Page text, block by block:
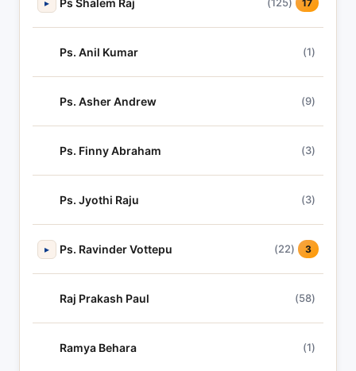
▸ Ps Shalem Raj 17
Ps. Anil Kumar (1)
Ps. Asher Andrew (9)
Ps. Finny Abraham (3)
Ps. Jyothi Raju (3)
▸ Ps. Ravinder Vottepu (22) 3
Raj Prakash Paul (58)
Ramya Behara (1)